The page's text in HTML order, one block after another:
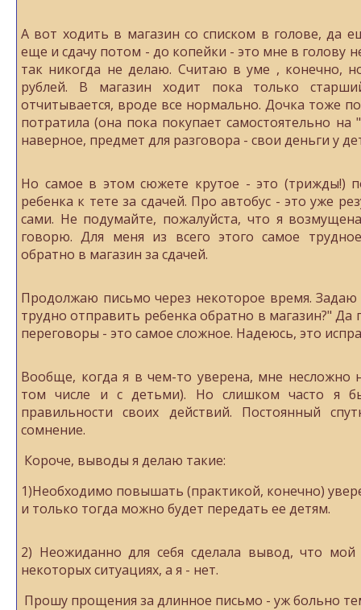
А вот ходить в магазин со списком в голове, да
еще и сдачу потом - до копейки - это мне в голову
так никогда не делаю. Считаю в уме , конечно,
рублей. В магазин ходит пока только
отчитывается, вроде все нормально. Дочка тоже
потратила (она пока покупает самостоятельно на
наверное, предмет для разговора - свои деньги у
Но самое в этом сюжете крутое - это (трижды!)
ребенка к тете за сдачей. Про автобус - это уже
сами. Не подумайте, пожалуйста, что я
говорю. Для меня из всего этого самое
обратно в магазин за сдачей.
Продолжаю письмо через некоторое время. Задаю
трудно отправить ребенка обратно в магазин?"
переговоры - это самое сложное. Надеюсь, это
Вообще, когда я в чем-то уверена, мне несложно
том числе и с детьми). Но слишком часто я
правильности своих действий. Постоянный
сомнение.
Короче, выводы я делаю такие:
1)Необходимо повышать (практикой, конечно)
и только тогда можно будет передать ее детям.
2) Неожиданно для себя сделала вывод, что
некоторых ситуациях, а я - нет.
Прошу прощения за длинное письмо - уж больно